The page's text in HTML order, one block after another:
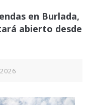
en Burlada,
abierto desde